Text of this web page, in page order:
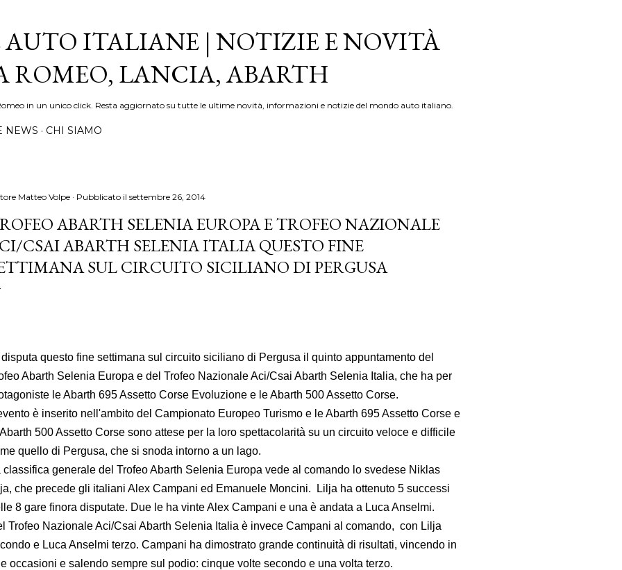
AUTO ITALIANE | NOTIZIE E NOVITÀ
ROMEO, LANCIA, ABARTH
in un unico click. Resta aggiornato su tutte le ultime novità, informazioni e notizie del mondo auto italiano.
NEWS CHI SIAMO
Matteo Volpe Pubblicato il settembre 26, 2014
ABARTH SELENIA EUROPA E TROFEO NAZIONALE
CSAI ABARTH SELENIA ITALIA QUESTO FINE
SUL CIRCUITO SICILIANO DI PERGUSA
questo fine settimana sul circuito siciliano di Pergusa il quinto appuntamento del
Abarth Selenia Europa e del Trofeo Nazionale Aci/Csai Abarth Selenia Italia, che ha per
le Abarth 695 Assetto Corse Evoluzione e le Abarth 500 Assetto Corse.
è inserito nell'ambito del Campionato Europeo Turismo e le Abarth 695 Assetto Corse e
500 Assetto Corse sono attese per la loro spettacolarità su un circuito veloce e difficile
quello di Pergusa, che si snoda intorno a un lago.
classifica generale del Trofeo Abarth Selenia Europa vede al comando lo svedese Niklas
che precede gli italiani Alex Campani ed Emanuele Moncini. Lilja ha ottenuto 5 successi
8 gare finora disputate. Due le ha vinte Alex Campani e una è andata a Luca Anselmi.
Trofeo Nazionale Aci/Csai Abarth Selenia Italia è invece Campani al comando, con Lilja
e Luca Anselmi terzo. Campani ha dimostrato grande continuità di risultati, vincendo in
occasioni e salendo sempre sul podio: cinque volte secondo e una volta terzo.